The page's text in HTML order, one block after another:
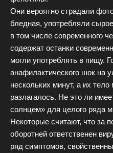
Они вероятно страдали
бледная, употребляли
в том числе современного
содержат останки
могли употреблять в пищу.
анафилактического шок на
нескольких минут, а их
разлагалось. Не это ли
солнцем» для целого ряда
Некоторые считают, что за
оборотней ответственен
ряд симптомов,